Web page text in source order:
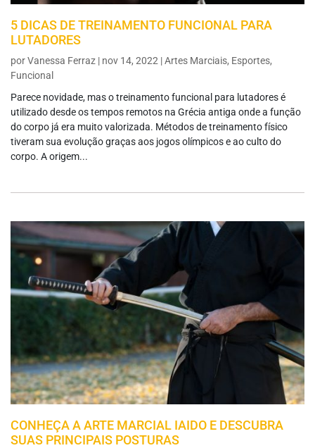
5 DICAS DE TREINAMENTO FUNCIONAL PARA
LUTADORES
porVanessa Ferraz | nov 14, 2022 |Artes Marciais, Esportes,
Funcional
Parece novidade, mas o treinamento funcional para lutadores é
utilizado desde os tempos remotos na Grécia antiga onde a função
do corpo já era muito valorizada. Métodos de treinamento físico
tiveram sua evolução graças aos jogos olímpicos e ao culto do
corpo. A origem...
CONHEÇA A ARTE MARCIAL IAIDO E DESCUBRA
SUAS PRINCIPAIS POSTURAS